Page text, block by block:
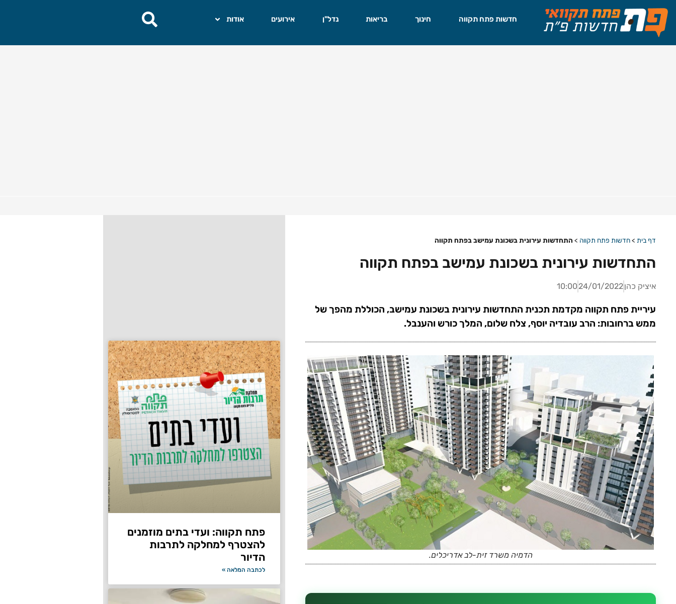
חדשות פתח תקווה חינוך בריאות נדל"ן אירועים אודות
דף בית >חדשות פתח תקווה > התחדשות עירונית בשכונת עמישב בפתח תקווה
התחדשות עירונית בשכונת עמישב בפתח תקווה
איציק כהן24/01/2022
10:00
עיריית פתח תקווה מקדמת תכנית התחדשות עירונית בשכונת עמישב, הכוללת מהפך של
ממש ברחובות: הרב עובדיה יוסף, צלח שלום, המלך כורש והענבל.
הדמיה משרד זית-לב אדריכלים.
פתח תקווה: ועדי בתים מוזמנים
להצטרף למחלקה לתרבות
הדיור
לכתבה המלאה »